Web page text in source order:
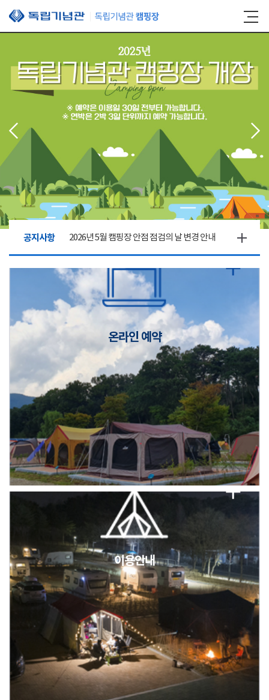
본문 바로가기
공지사항 2026년 5월 캠핑장 안점 점검의 날 변경 안내
캠핑장(9월1일~6일) 미운영 공지
2026년 5월 캠핑장 안점 점검의 날 변경 안내
캠핑장(9월1일~6일) 미운영 공지
2026년 5월 캠핑장 안점 점검의 날 변경 안내
캠핑장(9월1일~6일) 미운영 공지
2026년 5월 캠핑장 안점 점검의 날 변경 안내
캠핑장(9월1일~6일) 미운영 공지
[6/1]전산시스템 점검 및 안정화에 따른 서비스 이용 제한 안내
온라인 예약
이용안내